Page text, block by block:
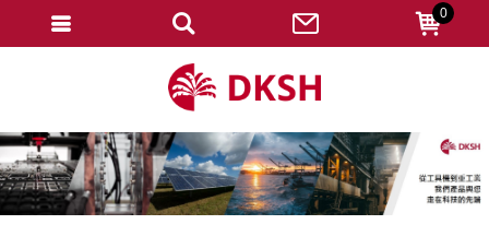
0
忘記密碼
變更密碼